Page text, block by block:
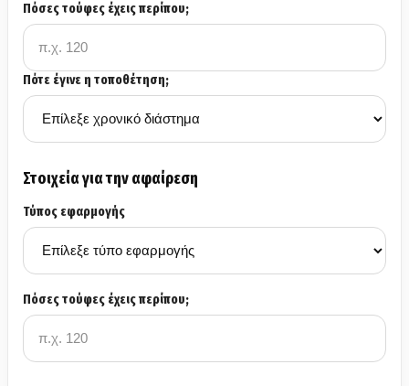
Πόσες τούφες έχεις περίπου;
Πότε έγινε η τοποθέτηση;
Στοιχεία για την αφαίρεση
Τύπος εφαρμογής
Πόσες τούφες έχεις περίπου;